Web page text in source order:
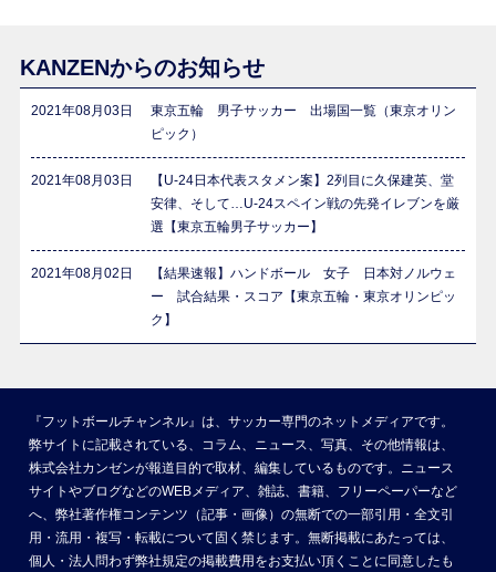
KANZENからのお知らせ
2021年08月03日
東京五輪 男子サッカー 出場国一覧（東京オリン
ピック）
2021年08月03日
【U-24日本代表スタメン案】2列目に久保建英、堂
安律、そして…U-24スペイン戦の先発イレブンを厳
選【東京五輪男子サッカー】
2021年08月02日
【結果速報】ハンドボール 女子 日本対ノルウェ
ー 試合結果・スコア【東京五輪・東京オリンピッ
ク】
『フットボールチャンネル』は、サッカー専門のネットメディアです。
弊サイトに記載されている、コラム、ニュース、写真、その他情報は、
株式会社カンゼンが報道目的で取材、編集しているものです。ニュース
サイトやブログなどのWEBメディア、雑誌、書籍、フリーペーパーなど
へ、弊社著作権コンテンツ（記事・画像）の無断での一部引用・全文引
用・流用・複写・転載について固く禁じます。無断掲載にあたっては、
個人・法人問わず弊社規定の掲載費用をお支払い頂くことに同意したも